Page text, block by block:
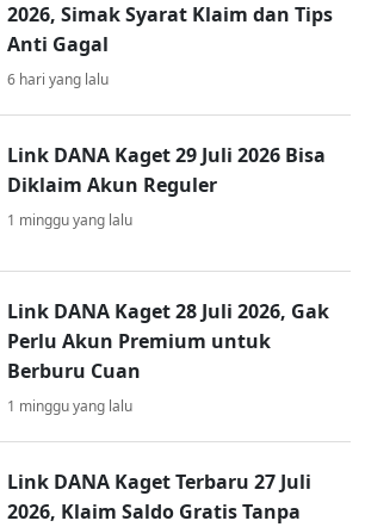
2026, Simak Syarat Klaim dan Tips
Anti Gagal
6 hari yang lalu
Link DANA Kaget 29 Juli 2026 Bisa
Diklaim Akun Reguler
1 minggu yang lalu
Link DANA Kaget 28 Juli 2026, Gak
Perlu Akun Premium untuk
Berburu Cuan
1 minggu yang lalu
Link DANA Kaget Terbaru 27 Juli
2026, Klaim Saldo Gratis Tanpa